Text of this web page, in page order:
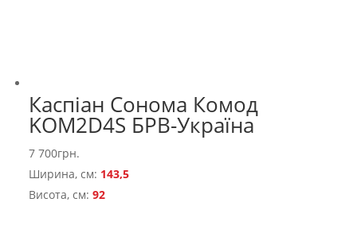
Каспіан Сонома Комод
KOM2D4S БРВ-Україна
7 700грн.
Ширина, см: 143,5
Висота, см:92